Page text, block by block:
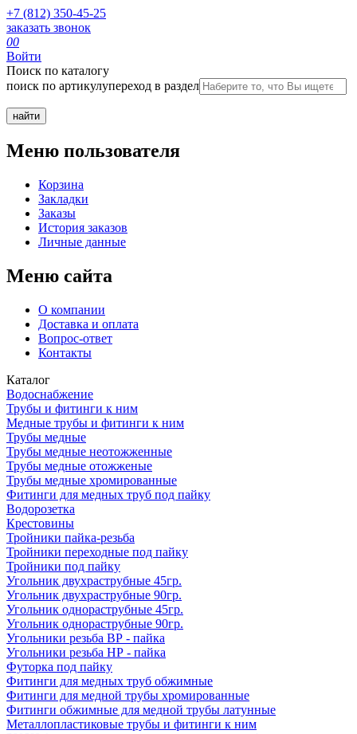
+7 (812) 350-45-25
заказать звонок
00
Войти
Поиск по каталогу
поиск по артикулупереход в раздел
Меню пользователя
Корзина
Закладки
Заказы
История заказов
Личные данные
Меню сайта
О компании
Доставка и оплата
Вопрос-ответ
Контакты
Каталог
Водоснабжение
Трубы и фитинги к ним
Медные трубы и фитинги к ним
Трубы медные
Трубы медные неотожженные
Трубы медные отожженые
Трубы медные хромированные
Фитинги для медных труб под пайку
Водорозетка
Крестовины
Тройники пайка-резьба
Тройники переходные под пайку
Тройники под пайку
Угольник двухраструбные 45гр.
Угольник двухраструбные 90гр.
Угольник однораструбные 45гр.
Угольник однораструбные 90гр.
Угольники резьба ВР - пайка
Угольники резьба НР - пайка
Футорка под пайку
Фитинги для медных труб обжимные
Фитинги для медной трубы хромированные
Фитинги обжимные для медной трубы латунные
Металлопластиковые трубы и фитинги к ним